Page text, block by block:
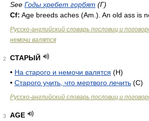
See Годы хребет горбят (Г)
Cf: Age breeds aches (Am. ). An old ass is
Русско-английский словарь пословиц и
немочи валятся
2
СТАРЫЙ
• На старого и немочи валятся (Н)
• Старого учить, что мертвого лечить (С)
Русско-английский словарь пословиц и
3
AGE